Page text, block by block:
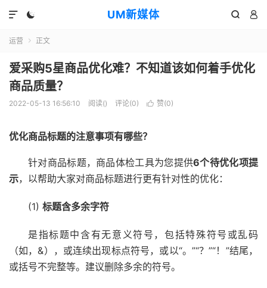
UM新媒体
  

运营  正文
爱采购5星商品优化难？不知道该如何着手优化
商品质量？
2022-05-13 16:56:10 阅读() 评论(0)  赞(0)
优化商品标题的注意事项有哪些？
针对商品标题，商品体检工具为您提供6个待优化项提
示，以帮助大家对商品标题进行更有针对性的优化：
(1) 标题含多余字符
是指标题中含有无意义符号，包括特殊符号或乱码
（如，&），或连续出现标点符号，或以“。”“？”“！”结尾，
或括号不完整等。建议删除多余的符号。